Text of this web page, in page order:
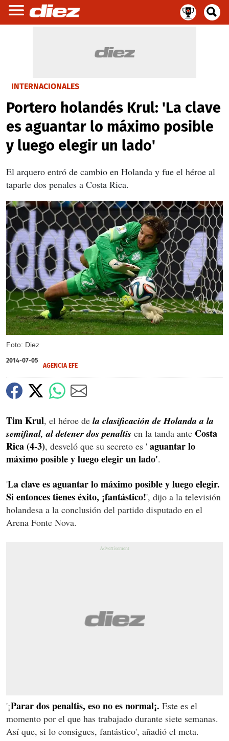
INTERNACIONALES
Portero holandés Krul: 'La clave
es aguantar lo máximo posible
y luego elegir un lado'
El arquero entró de cambio en Holanda y fue el héroe al
taparle dos penales a Costa Rica.
Foto: Diez
X
2014-07-05
AGENCIA EFE
Tim Krul, el héroe de la clasificación de Holanda a la
semifinal, al detener dos penaltis en la tanda ante Costa
Rica (4-3), desveló que su secreto es ' aguantar lo
máximo posible y luego elegir un lado'.
'La clave es aguantar lo máximo posible y luego elegir.
Si entonces tienes éxito, ¡fantástico!', dijo a la televisión
holandesa a la conclusión del partido disputado en el
Arena Fonte Nova.
'¡Parar dos penaltis, eso no es normal¡. Este es el
momento por el que has trabajado durante siete semanas.
Así que, si lo consigues, fantástico', añadió el meta.